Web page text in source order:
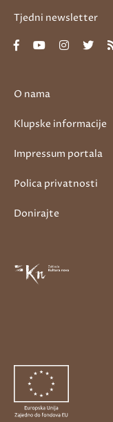
O nama
Klupske informacije
Impressum portala
Polica privatnosti
Donirajte
Tjedni newsletter